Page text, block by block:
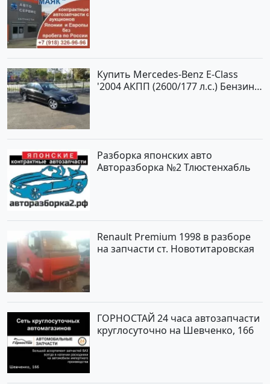
Купить Mercedes-Benz E-Class
'2004 АКПП (2600/177 л.с.) Бензин
Разборка японских авто
Авторазборка №2 Тлюстенхабль
Renault Premium 1998 в разборе
на запчасти ст. Новотитаровская
ГОРНОСТАЙ 24 часа автозапчасти
круглосуточно на Шевченко, 166